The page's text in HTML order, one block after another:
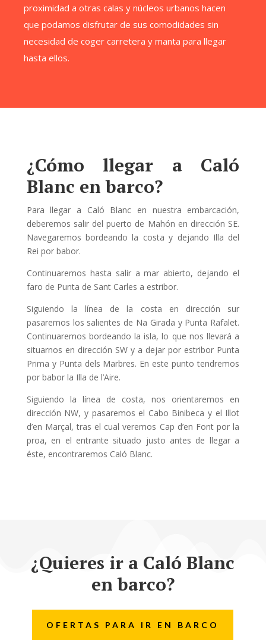
proximidad a otras calas y núcleos urbanos hacen
que podamos disfrutar de sus comodidades sin
necesidad de coger carretera y manta para llegar
hasta ellos.
¿Cómo llegar a Caló
Blanc en barco?
Para llegar a Caló Blanc en nuestra embarcación,
deberemos salir del puerto de Mahón en dirección SE.
Navegaremos bordeando la costa y dejando Illa del
Rei por babor.
Continuaremos hasta salir a mar abierto, dejando el
faro de Punta de Sant Carles a estribor.
Siguiendo la línea de la costa en dirección sur
pasaremos los salientes de Na Girada y Punta Rafalet.
Continuaremos bordeando la isla, lo que nos llevará a
situarnos en dirección SW y a dejar por estribor Punta
Prima y Punta dels Marbres. En este punto tendremos
por babor la Illa de l’Aire.
Siguiendo la línea de costa, nos orientaremos en
dirección NW, y pasaremos el Cabo Binibeca y el Illot
d’en Marçal, tras el cual veremos Cap d’en Font por la
proa, en el entrante situado justo antes de llegar a
éste, encontraremos Caló Blanc.
¿Quieres ir a Caló Blanc
en barco?
OFERTAS PARA IR EN BARCO